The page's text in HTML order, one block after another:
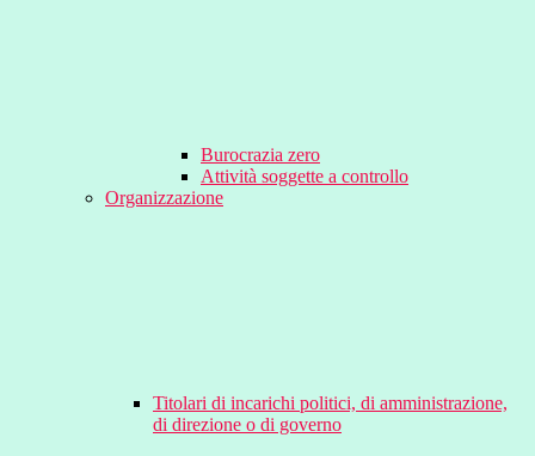
Burocrazia zero
Attività soggette a controllo
Organizzazione
Titolari di incarichi politici, di amministrazione,
di direzione o di governo